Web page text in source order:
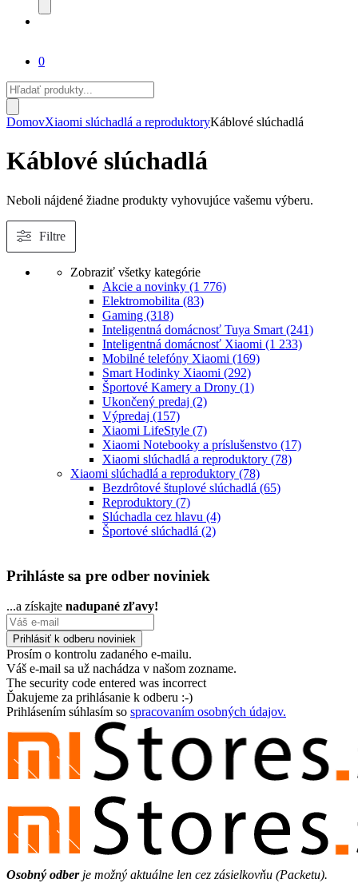
0
Products
search
DomovXiaomi slúchadlá a reproduktoryKáblové slúchadlá
Káblové slúchadlá
Neboli nájdené žiadne produkty vyhovujúce vašemu výberu.
Filtre
Zobraziť všetky kategórie
Akcie a novinky (1 776)
Elektromobilita (83)
Gaming (318)
Inteligentná domácnosť Tuya Smart (241)
Inteligentná domácnosť Xiaomi (1 233)
Mobilné telefóny Xiaomi (169)
Smart Hodinky Xiaomi (292)
Športové Kamery a Drony (1)
Ukončený predaj (2)
Výpredaj (157)
Xiaomi LifeStyle (7)
Xiaomi Notebooky a príslušenstvo (17)
Xiaomi slúchadlá a reproduktory (78)
Xiaomi slúchadlá a reproduktory (78)
Bezdrôtové štuplové slúchadlá (65)
Reproduktory (7)
Slúchadla cez hlavu (4)
Športové slúchadlá (2)
Prihláste sa pre odber noviniek
...a získajte nadupané zľavy!
Prosím o kontrolu zadaného e-mailu.
Váš e-mail sa už nachádza v našom zozname.
The security code entered was incorrect
Ďakujeme za prihlásanie k odberu :-)
Prihlásením súhlasím so spracovaním osobných údajov.
Osobný odberje možný aktuálne len cez zásielkovňu (Packetu).